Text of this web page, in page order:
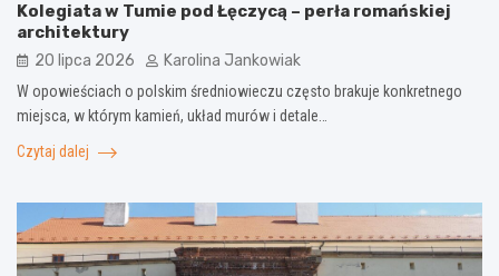
Kolegiata w Tumie pod Łęczycą – perła romańskiej
architektury
20 lipca 2026 Karolina Jankowiak
W opowieściach o polskim średniowieczu często brakuje konkretnego
miejsca, w którym kamień, układ murów i detale…
Czytaj dalej